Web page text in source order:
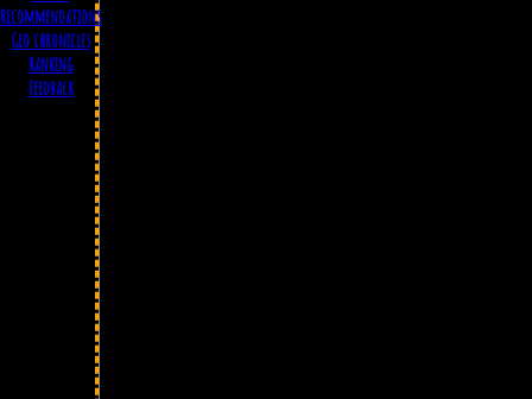
Recommendations
Geo chronicles
Ranking
Feedback